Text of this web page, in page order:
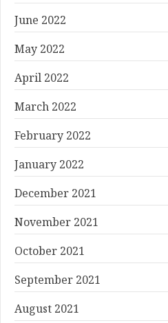
June 2022
May 2022
April 2022
March 2022
February 2022
January 2022
December 2021
November 2021
October 2021
September 2021
August 2021